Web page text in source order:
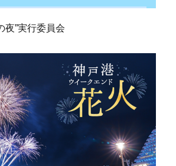
夜”実行委員会